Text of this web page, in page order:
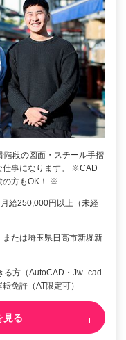
階段の図面・スチール手摺
仕事になります。 ※CAD
の方もOK！ ※…
給250,000円以上（未経
たは埼玉県日高市新堀新
方（AutoCAD・Jw_cad
免許（AT限定可）
見る